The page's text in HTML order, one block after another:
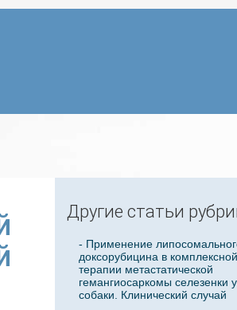
Другие статьи
- Применение
доксорубицина в комплексной
терапии метастатической
гемангиосаркомы селезенки у
собаки. Клинический случай